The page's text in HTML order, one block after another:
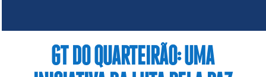
GT DO QUARTEIRÃO: UMA